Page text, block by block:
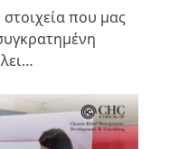
που μας